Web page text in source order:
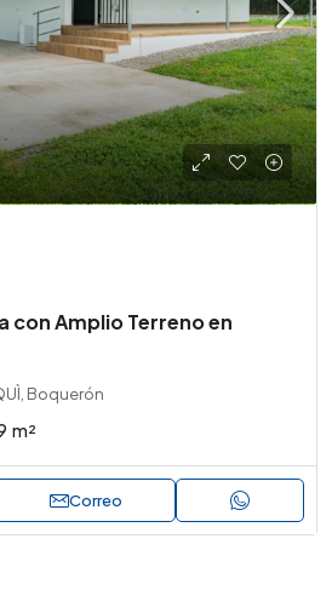
con Amplio Terreno en
Boquerón
m²
Correo